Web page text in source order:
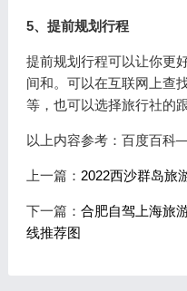
5、提前规划行程
提前规划行程可以让你更
间和。可以在互联网上查
等，也可以选择旅行社的跟
以上内容参考：百度百科
上一篇： 2022西沙群岛旅
下一篇： 合肥自驾上海旅
线推荐图